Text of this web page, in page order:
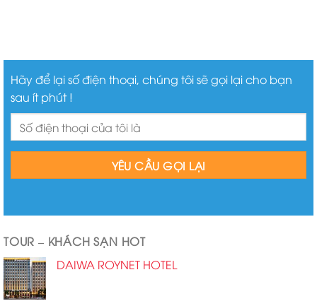
Hãy để lại số điện thoại, chúng tôi sẽ gọi lại cho bạn
sau ít phút !
TOUR – KHÁCH SẠN HOT
DAIWA ROYNET HOTEL